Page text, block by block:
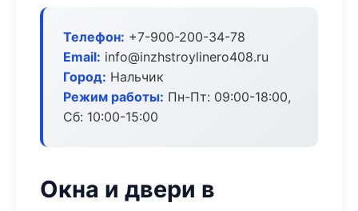
Телефон: +7-900-200-34-78
Email: info@inzhstroylinero408.ru
Город: Нальчик
Режим работы: Пн-Пт: 09:00-18:00,
Сб: 10:00-15:00
Окна и двери в